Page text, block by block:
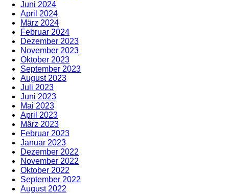
Juni 2024
April 2024
März 2024
Februar 2024
Dezember 2023
November 2023
Oktober 2023
September 2023
August 2023
Juli 2023
Juni 2023
Mai 2023
April 2023
März 2023
Februar 2023
Januar 2023
Dezember 2022
November 2022
Oktober 2022
September 2022
August 2022